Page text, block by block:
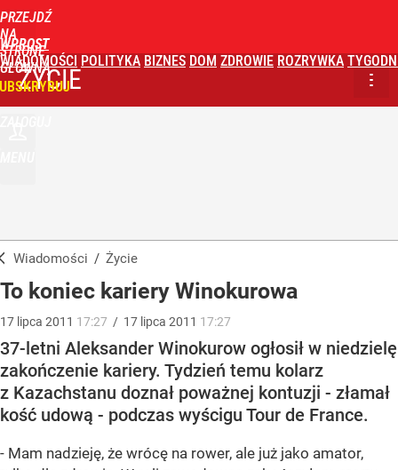
PRZEJDŹ
NA
STRONĘ
GŁÓWNĄ
WPROST
WIADOMOŚCI POLITYKA BIZNES DOM ZDROWIE ROZRYWKA
ŻYCIE
Wiadomości / Życie
To koniec kariery Winokurowa
17 lipca 2011 17:27 / 17 lipca 2011 17:27
37-letni Aleksander Winokurow ogłosił w niedzielę
zakończenie kariery. Tydzień temu kolarz
z Kazachstanu doznał poważnej kontuzji - złamał
kość udową - podczas wyścigu Tour de France.
- Mam nadzieję, że wrócę na rower, ale już jako amator,